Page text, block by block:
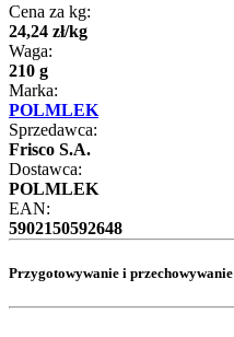
Cena za kg:
24,24 zł/kg
Waga:
210 g
Marka:
POLMLEK
Sprzedawca:
Frisco S.A.
Dostawca:
POLMLEK
EAN:
5902150592648
Przygotowywanie i przechowywanie